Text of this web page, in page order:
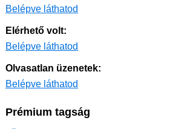
Belépve láthatod
Elérhető volt:
Belépve láthatod
Olvasatlan üzenetek:
Belépve láthatod
Prémium tagság